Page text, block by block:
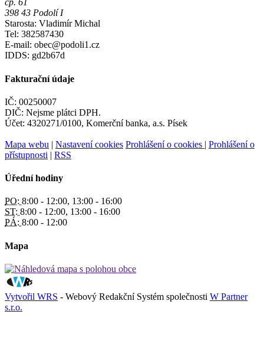
čp. 61
398 43 Podolí I
Starosta: Vladimír Michal
Tel: 382587430
E-mail: obec@podoli1.cz
IDDS: gd2b67d
Fakturační údaje
IČ: 00250007
DIČ: Nejsme plátci DPH.
Účet: 4320271/0100, Komerční banka, a.s. Písek
Mapa webu | Nastavení cookies Prohlášení o cookies | Prohlášení o
přístupnosti | RSS
Úřední hodiny
PO: 8:00 - 12:00, 13:00 - 16:00
ST: 8:00 - 12:00, 13:00 - 16:00
PÁ: 8:00 - 12:00
Mapa
Vytvořil WRS - Webový Redakční Systém společnosti W Partner
s.r.o.